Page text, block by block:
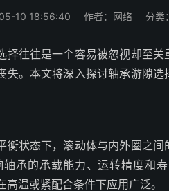
10 18:56:40 作者：网络 分类：
择往往是一个容易被忽视却至
失。本文将深入探讨轴承游隙
衡状态下，滚动体与内外圈之
承的承载能力、运转精度和
温或紧配合条件下应用广泛。